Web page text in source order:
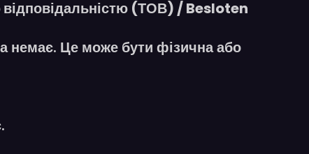
(ТОВ) / Besloten
немає. Це може бути фізична або